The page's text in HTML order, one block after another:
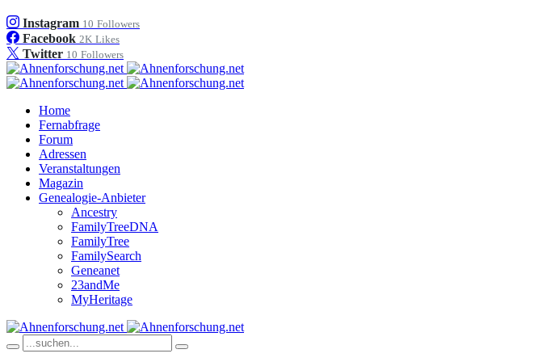
Instagram 10 Followers
Facebook 2K Likes
Twitter 10 Followers
Home
Fernabfrage
Forum
Adressen
Veranstaltungen
Magazin
Genealogie-Anbieter
Ancestry
FamilyTreeDNA
FamilyTree
FamilySearch
Geneanet
23andMe
MyHeritage